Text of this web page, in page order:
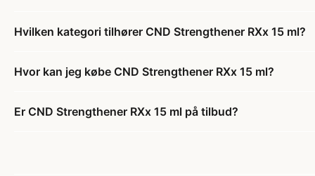
Hvilken kategori tilhører CND Strengthener RXx 15 ml?
Hvor kan jeg købe CND Strengthener RXx 15 ml?
Er CND Strengthener RXx 15 ml på tilbud?